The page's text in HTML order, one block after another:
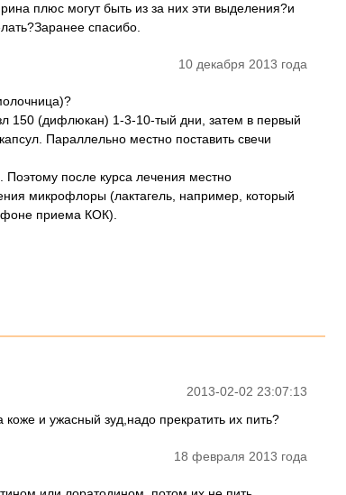
плюс могут быть из за них эти выделения?и
спасибо.
10 декабря 2013 года
150 (дифлюкан) 1-3-10-тый дни, затем в первый
Параллельно местно поставить свечи
Поэтому после курса лечения местно
микрофлоры (лактагель, например, который
фоне приема КОК).
2013-02-02 23:07:13
и ужасный зуд,надо прекратить их пить?
18 февраля 2013 года